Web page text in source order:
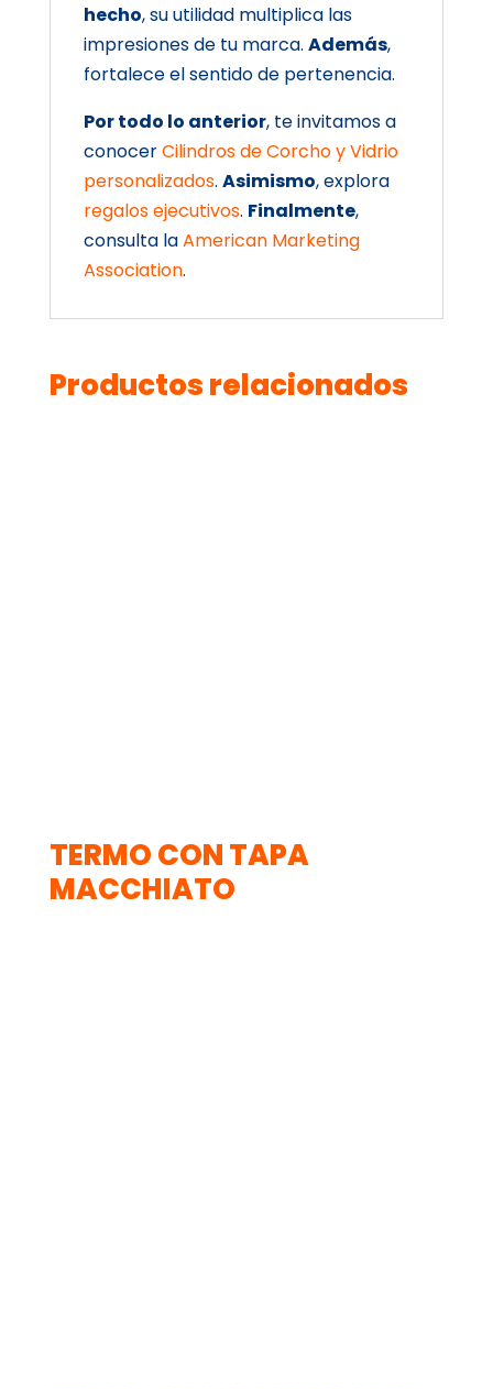
hecho, su utilidad multiplica las
impresiones de tu marca. Además,
fortalece el sentido de pertenencia.
Por todo lo anterior, te invitamos a
conocerCilindros de Corcho y Vidrio
personalizados. Asimismo, explora
regalos ejecutivos. Finalmente,
consulta laAmerican Marketing
Association.
Productos relacionados
TERMO CON TAPA
MACCHIATO